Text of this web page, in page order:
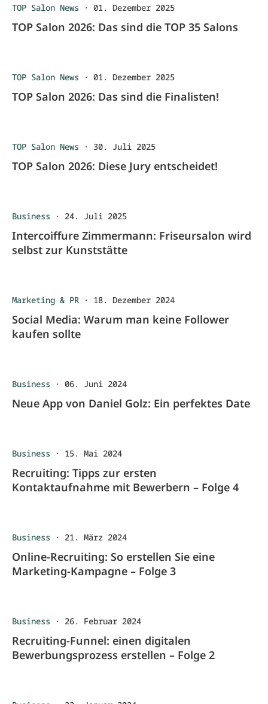
TOP Salon News · 01. Dezember 2025
TOP Salon 2026: Das sind die TOP 35 Salons
TOP Salon News · 01. Dezember 2025
TOP Salon 2026: Das sind die Finalisten!
TOP Salon News · 30. Juli 2025
TOP Salon 2026: Diese Jury entscheidet!
Business · 24. Juli 2025
Intercoiffure Zimmermann: Friseursalon wird
selbst zur Kunststätte
Marketing & PR · 18. Dezember 2024
Social Media: Warum man keine Follower
kaufen sollte
Business · 06. Juni 2024
Neue App von Daniel Golz: Ein perfektes Date
Business · 15. Mai 2024
Recruiting: Tipps zur ersten
Kontaktaufnahme mit Bewerbern – Folge 4
Business · 21. März 2024
Online-Recruiting: So erstellen Sie eine
Marketing-Kampagne – Folge 3
Business · 26. Februar 2024
Recruiting-Funnel: einen digitalen
Bewerbungsprozess erstellen – Folge 2